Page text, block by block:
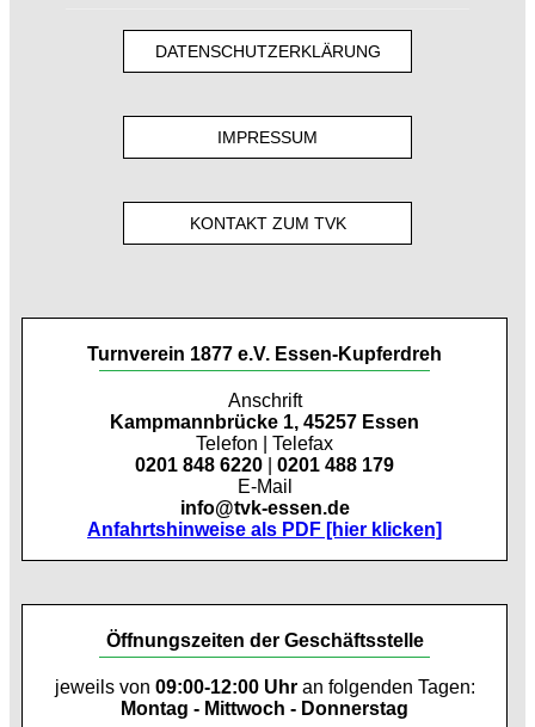
DATENSCHUTZERKLÄRUNG
IMPRESSUM
KONTAKT ZUM TVK
Turnverein 1877 e.V. Essen-Kupferdreh
Anschrift
Kampmannbrücke 1, 45257 Essen
Telefon | Telefax
0201 848 6220
0201 488 179
E-Mail
info@tvk-essen.de
Anfahrtshinweise als PDF [hier klicken]
Öffnungszeiten der Geschäftsstelle
jeweils von 09:00-12:00 Uhran folgenden Tagen:
Montag - Mittwoch - Donnerstag